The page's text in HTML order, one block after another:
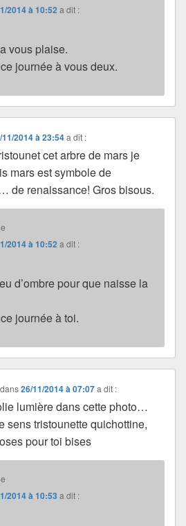
2014 à 10:52 a dit :
vous plaise.
journée à vous deux.
11/2014 à 23:54 a dit :
cet arbre de mars je
mars est symbole de
de renaissance! Gros bisous.
2014 à 10:52 a dit :
d’ombre pour que naisse la
journée à toi.
dans26/11/2014 à 07:07 a dit :
lumière dans cette photo…
sens tristounette quichottine,
pour toi bises
2014 à 10:53 a dit :